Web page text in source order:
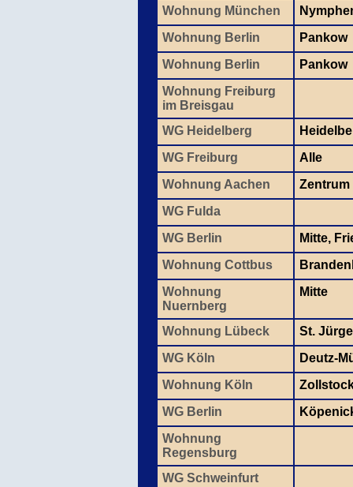
Wohnung München
Wohnung Berlin
Pankow
Wohnung Berlin
Pankow
Wohnung Freiburg
im Breisgau
WG Heidelberg
WG Freiburg
Alle
Wohnung Aachen
Zentrum
WG Fulda
WG Berlin
Mitte,
Wohnung Cottbus
Wohnung
Nuernberg
Mitte
Wohnung Lübeck
St.
WG Köln
Deutz-
Wohnung Köln
WG Berlin
Wohnung
Regensburg
WG Schweinfurt